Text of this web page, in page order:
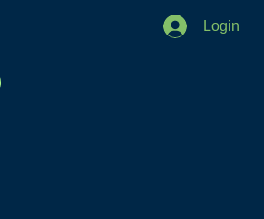
Login